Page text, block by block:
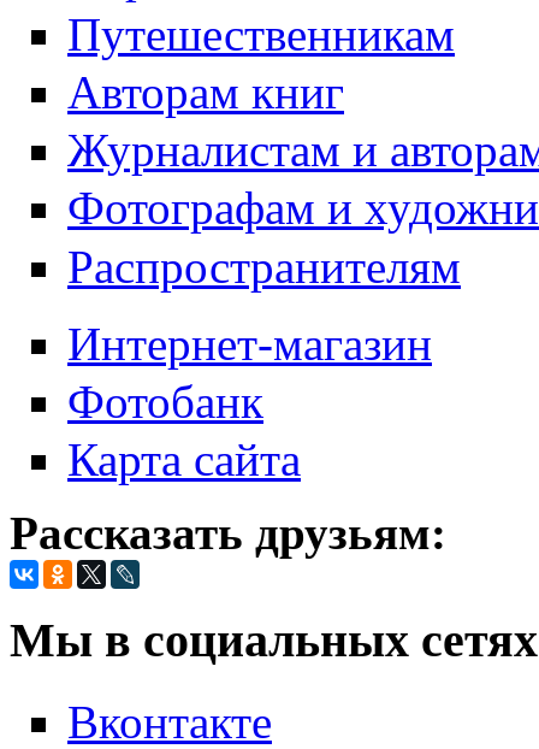
Путешественникам
Авторам книг
Журналистам и
Фотографам и
Распространителям
Интернет-магазин
Фотобанк
Карта сайта
Рассказать друзьям:
Мы в социальных
Вконтакте